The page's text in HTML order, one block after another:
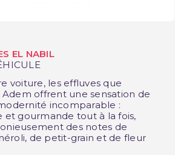
EL NABIL
voiture, les effluves que
offrent une sensation de
incomparable :
et gourmande tout à la fois,
des notes de
de petit-grain et de fleur